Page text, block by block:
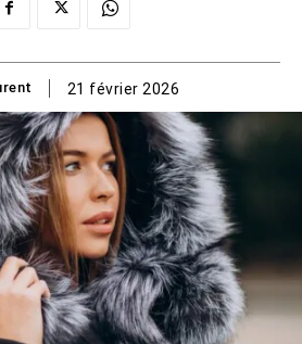
21 février 2026